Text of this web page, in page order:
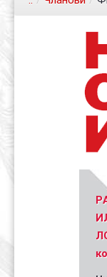
Уметник
(Биографија